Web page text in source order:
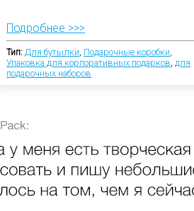
Подробнее >>>
Тип: Для бутылки, Подарочные коробки,
Упаковка для корпоративных подарков, для
подарочных наборов